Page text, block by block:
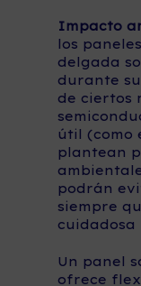
Impacto
los
delgada
durante
de ciertos
útil (como
plantean
podrán
siempre
cuidadosa
Un panel
ofrece